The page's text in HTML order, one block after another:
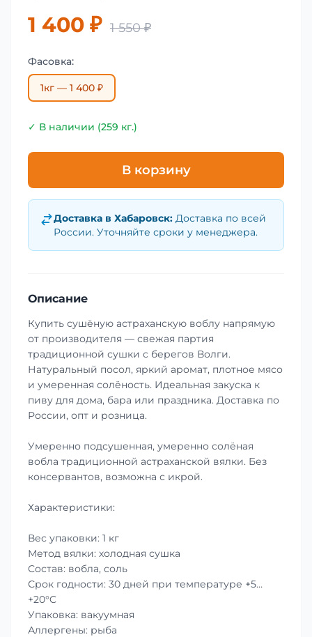
1 400 ₽ 1 550 ₽
Фасовка:
1кг — 1 400 ₽
✓ В наличии (259 кг.)
В корзину
Доставка в Хабаровск: Доставка по всей
России. Уточняйте сроки у менеджера.
Описание
Купить сушёную астраханскую воблу напрямую
от производителя — свежая партия
традиционной сушки с берегов Волги.
Натуральный посол, яркий аромат, плотное мясо
и умеренная солёность. Идеальная закуска к
пиву для дома, бара или праздника. Доставка по
России, опт и розница.
Умеренно подсушенная, умеренно солёная
вобла традиционной астраханской вялки. Без
консервантов, возможна с икрой.
Характеристики:
Вес упаковки: 1 кг
Метод вялки: холодная сушка
Состав: вобла, соль
Срок годности: 30 дней при температуре +5…
+20°C
Упаковка: вакуумная
Аллергены: рыба